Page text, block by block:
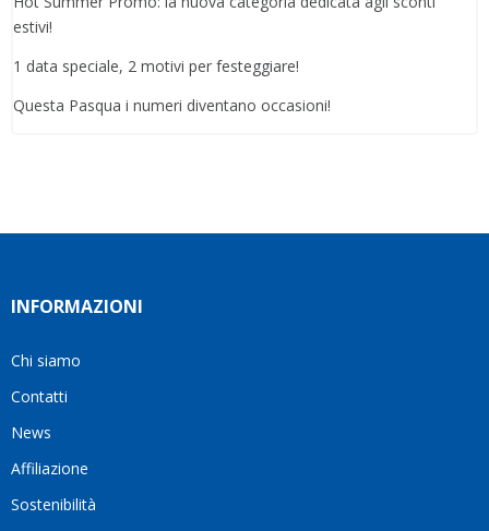
estivi!
1 data speciale, 2 motivi per festeggiare!
Questa Pasqua i numeri diventano occasioni!
INFORMAZIONI
Chi siamo
Contatti
News
Affiliazione
Sostenibilità